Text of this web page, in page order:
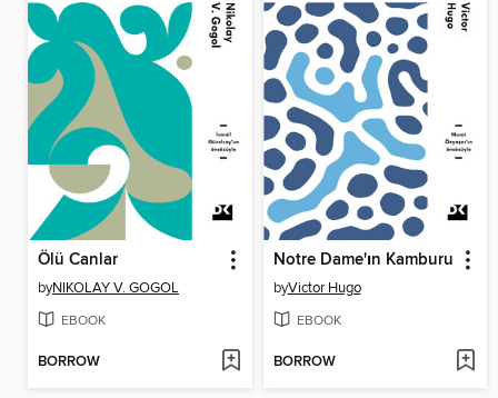
Ölü Canlar
byNIKOLAY V. GOGOL
EBOOK
BORROW
Notre Dame'ın Kamburu
byVictor Hugo
EBOOK
BORROW